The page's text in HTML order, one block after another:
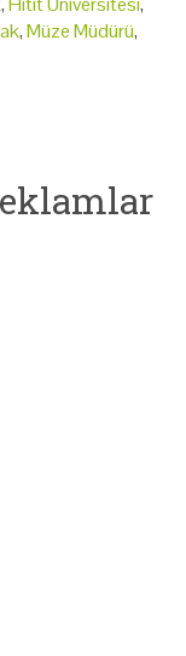
,Müze Müdürü,